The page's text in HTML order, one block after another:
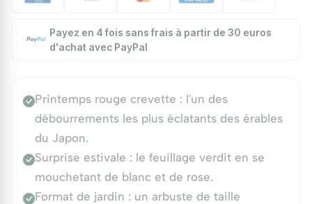
Payez en 4 fois sans frais à partir de 30 euros
d'achat avec PayPal
Printemps rouge crevette : l'un des
débourrements les plus éclatants des érables
du Japon.
Surprise estivale : le feuillage verdit en se
mouchetant de blanc et de rose.
Format de jardin : un arbuste de taille